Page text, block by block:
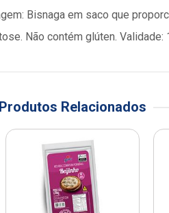
Bisnaga em saco que
Não contém glúten.
Produtos Relacionados